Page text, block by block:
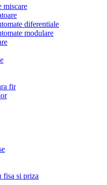
miscare
diferentiale
modulare
fir
fisa si priza